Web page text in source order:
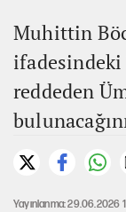
Muhittin
ifadesindeki
reddeden
Yayınlanma: 29.06.2026